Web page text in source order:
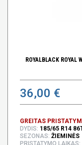
ROYALBLACK ROYAL
36,00 €
GREITAS
DYDIS: 185/65 R14
SEZONAS: ŽIEMINĖS
PRISTATYMO LAIKAS: